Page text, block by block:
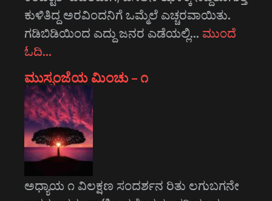
ಕುಳಿತಿದ್ದ ಅರವಿಂದನಿಗೆ ಒಮ್ಮೆಲೆ ಎಚ್ಚರವಾಯಿತು.
ಗಡಿಬಿಡಿಯಿಂದ ಎದ್ದು ಜನರ ಎಡೆಯಲ್ಲಿ… ಮುಂದೆ
ಓದಿ…
ಮುಸ್ಸಂಜೆಯ ಮಿಂಚು – ೧
ಅಧ್ಯಾಯ ೧ ವಿಲಕ್ಷಣ ಸಂದರ್ಶನ ರಿತು ಲಗುಬಗನೇ